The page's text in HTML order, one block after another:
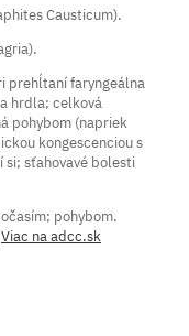
Causticum).
prehĺtaní faryngeálna
hrdla; celková
pohybom (napriek
kongescenciou s
sťahovavé bolesti
pohybom.
Viac na adcc.sk